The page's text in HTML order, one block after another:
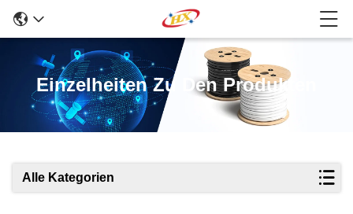
Einzelheiten Zu Den Produkten
Alle Kategorien